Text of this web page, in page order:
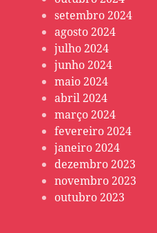
setembro 2024
agosto 2024
julho 2024
junho 2024
maio 2024
abril 2024
março 2024
fevereiro 2024
janeiro 2024
dezembro 2023
novembro 2023
outubro 2023